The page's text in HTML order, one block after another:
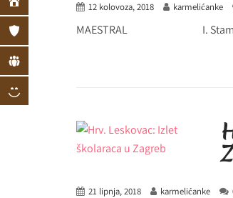
12 kolovoza, 2018 karmelićanke
MAESTRAL I.
21 lipnja, 2018 karmelićanke